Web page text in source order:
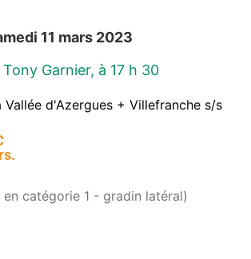
11 mars 2023
Garnier, à 17 h 30
d'Azergues + Villefranche s/s
en catégorie 1 - gradin latéral)